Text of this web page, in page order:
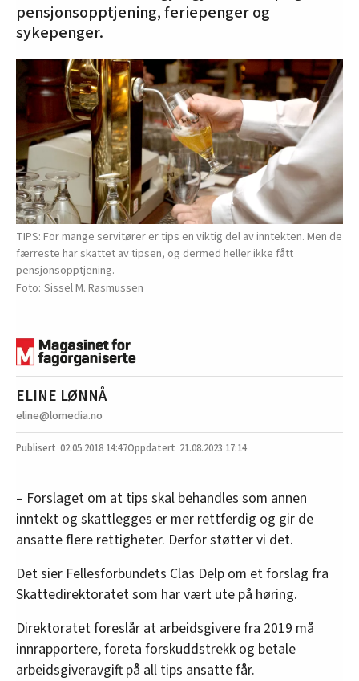
pensjonsopptjening, feriepenger og
sykepenger.
TIPS: For mange servitører er tips en viktig del av inntekten. Men de
færreste har skattet av tipsen, og dermed heller ikke fått
pensjonsopptjening.
Sissel M. Rasmussen
ELINE LØNNÅ
eline@lomedia.no
02.05.2018 14:47 21.08.2023 17:14
– Forslaget om at tips skal behandles som annen
inntekt og skattlegges er mer rettferdig og gir de
ansatte flere rettigheter. Derfor støtter vi det.
Det sier Fellesforbundets Clas Delp om et forslag fra
Skattedirektoratet som har vært ute på høring.
Direktoratet foreslår at arbeidsgivere fra 2019 må
innrapportere, foreta forskuddstrekk og betale
arbeidsgiveravgift på all tips ansatte får.